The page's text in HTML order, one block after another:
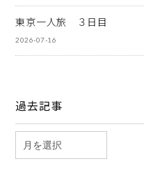
東京一人旅 ３日目
2026-07-16
過去記事